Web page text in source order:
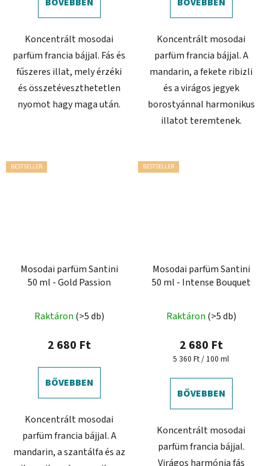
Koncentrált mosodai
parfüm francia bájjal. Fás és
fűszeres illat, mely érzéki
és összetéveszthetetlen
nyomot hagy maga után.
Koncentrált mosodai
parfüm francia bájjal. A
mandarin, a fekete ribizli
és a virágos jegyek
borostyánnal harmonikus
illatot teremtenek.
BESTSELLER
Mosodai parfüm Santini
50 ml - Gold Passion
Raktáron (>5 db)
2 680 Ft
BŐVEBBEN
Koncentrált mosodai
parfüm francia bájjal. A
mandarin, a szantálfa és az
BESTSELLER
Mosodai parfüm Santini
50 ml - Intense Bouquet
Raktáron (>5 db)
2 680 Ft
Egységár:
5 360 Ft / 100 ml
BŐVEBBEN
Koncentrált mosodai
parfüm francia bájjal.
Virágos harmónia fás